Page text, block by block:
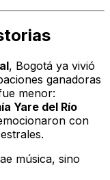
, Bogotá ya vivió
ganadoras
menor:
Yare del Río
con
música, sino